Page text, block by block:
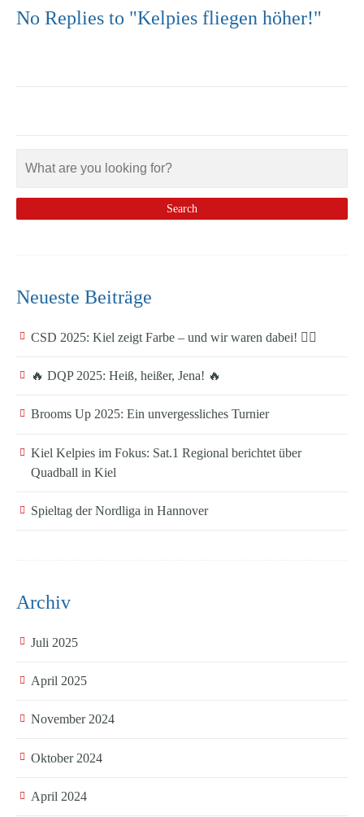
No Replies to "Kelpies fliegen höher!"
Neueste Beiträge
CSD 2025: Kiel zeigt Farbe – und wir waren dabei! 🏳️‍🌈
🔥 DQP 2025: Heiß, heißer, Jena! 🔥
Brooms Up 2025: Ein unvergessliches Turnier
Kiel Kelpies im Fokus: Sat.1 Regional berichtet über
Quadball in Kiel
Spieltag der Nordliga in Hannover
Archiv
Juli 2025
April 2025
November 2024
Oktober 2024
April 2024